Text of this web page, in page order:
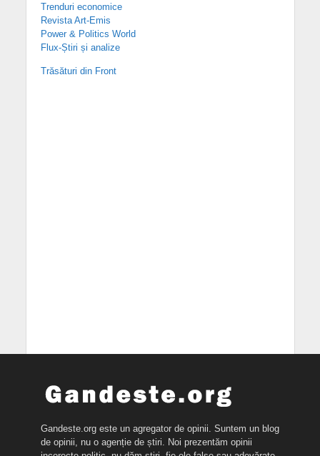
Trenduri economice
Revista Art-Emis
Power & Politics World
Flux-Știri și analize
Trăsături din Front
Gandeste.org este un agregator de opinii. Suntem un blog
de opinii, nu o agenție de știri. Noi prezentăm opinii